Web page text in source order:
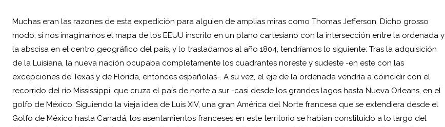
Muchas eran las razones de esta expedición para alguien de amplias miras como Thomas Jefferson. Dicho grosso
modo, si nos imaginamos el mapa de los EEUU inscrito en un plano cartesiano con la intersección entre la ordenada y
la abscisa en el centro geográfico del país, y lo trasladamos al año 1804, tendríamos lo siguiente: Tras la adquisición
de la Luisiana, la nueva nación ocupaba completamente los cuadrantes noreste y sudeste -en este con las
excepciones de Texas y de Florida, entonces españolas-. A su vez, el eje de la ordenada vendría a coincidir con el
recorrido del río Mississippi, que cruza el país de norte a sur -casi desde los grandes lagos hasta Nueva Orleans, en el
golfo de México. Siguiendo la vieja idea de Luis XIV, una gran América del Norte francesa que se extendiera desde el
Golfo de México hasta Canadá, los asentamientos franceses en este territorio se habían constituido a lo largo del